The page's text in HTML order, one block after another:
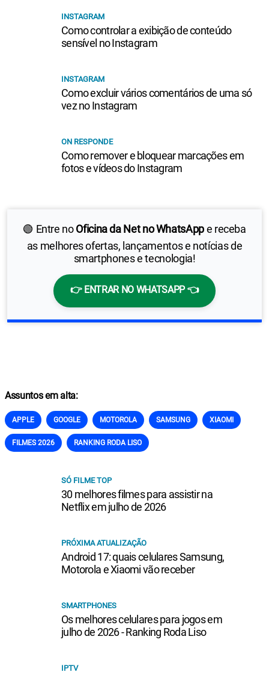
🟢 Entre noOficina da Net no WhatsAppe receba
as melhores ofertas, lançamentos e notícias de
smartphones e tecnologia!
👉 ENTRAR NO WHATSAPP 👈
INSTAGRAM
Como controlar a exibição de conteúdo
sensível no Instagram
INSTAGRAM
Como excluir vários comentários de uma só
vez no Instagram
ON RESPONDE
Como remover e bloquear marcações em
fotos e vídeos do Instagram
Assuntos em alta:
APPLE GOOGLE MOTOROLA SAMSUNG XIAOMI
FILMES 2026 RANKING RODA LISO
SÓ FILME TOP
30 melhores filmes para assistir na
Netflix em julho de 2026
PRÓXIMA ATUALIZAÇÃO
Android 17: quais celulares Samsung,
Motorola e Xiaomi vão receber
SMARTPHONES
Os melhores celulares para jogos em
julho de 2026 - Ranking Roda Liso
IPTV